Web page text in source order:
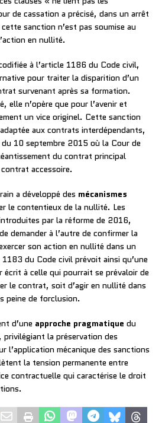
de cassation a précisé, dans un arrêt
sanction n’est pas soumise au
en nullité.
à l’article 1186 du Code civil,
pour traiter la disparition d’un
survenant après sa formation.
elle n’opère que pour l’avenir et
un vice originel. Cette sanction
aux contrats interdépendants,
du 10 septembre 2015 où la Cour de
du contrat principal
accessoire.
a développé des mécanismes
le contentieux de la nullité. Les
par la réforme de 2016,
demander à l’autre de confirmer la
son action en nullité dans un
du Code civil prévoit ainsi qu’une
écrit à celle qui pourrait se prévaloir de
le contrat, soit d’agir en nullité dans
peine de forclusion.
d’une approche pragmatique du
la préservation des
l’application mécanique des sanctions
la tension permanente entre
contractuelle qui caractérise le droit